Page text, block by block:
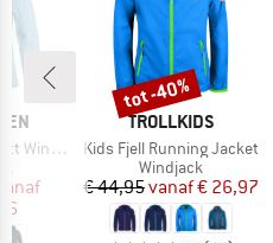
Jacket
prijs
MERK
TROLLKIDS
Artikel
Kids Fjell Running Jacket
Productgroep
Windjack
Prijs
€ 44,95 Verlaagde prijs
vanaf€ 26,97
Korting
tot -40%